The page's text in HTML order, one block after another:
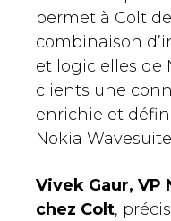
permet à Colt
combinaison
et logicielles de
clients une
enrichie et
Nokia
Vivek Gaur,
chez Colt,